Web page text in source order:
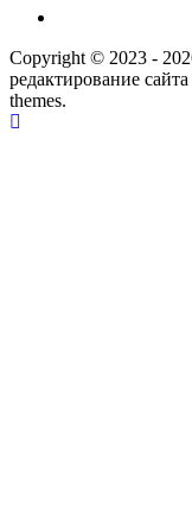
Copyright © 2023 -
редактирование
themes.